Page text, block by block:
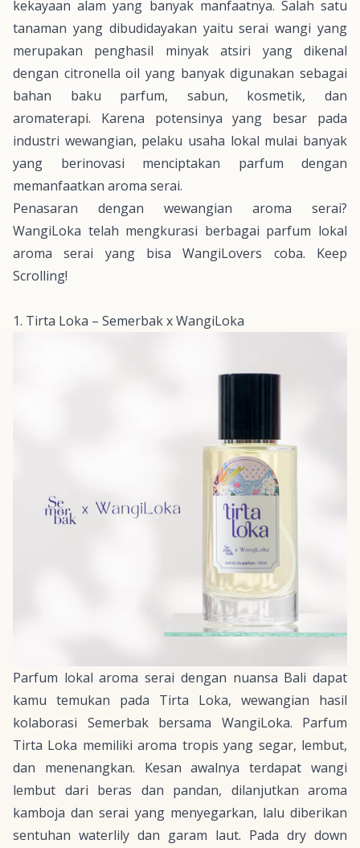
kekayaan alam yang banyak manfaatnya. Salah satu
tanaman yang dibudidayakan yaitu serai wangi yang
merupakan penghasil minyak atsiri yang dikenal
dengan citronella oil yang banyak digunakan sebagai
bahan baku parfum, sabun, kosmetik, dan
aromaterapi. Karena potensinya yang besar pada
industri wewangian, pelaku usaha lokal mulai banyak
yang berinovasi menciptakan parfum dengan
memanfaatkan aroma serai.
Penasaran dengan wewangian aroma serai?
WangiLoka telah mengkurasi berbagai parfum lokal
aroma serai yang bisa WangiLovers coba. Keep
Scrolling!
1. Tirta Loka – Semerbak x WangiLoka
Parfum lokal aroma serai dengan nuansa Bali dapat
kamu temukan pada Tirta Loka, wewangian hasil
kolaborasi Semerbak bersama WangiLoka. Parfum
Tirta Loka memiliki aroma tropis yang segar, lembut,
dan menenangkan. Kesan awalnya terdapat wangi
lembut dari beras dan pandan, dilanjutkan aroma
kamboja dan serai yang menyegarkan, lalu diberikan
sentuhan waterlily dan garam laut. Pada dry down